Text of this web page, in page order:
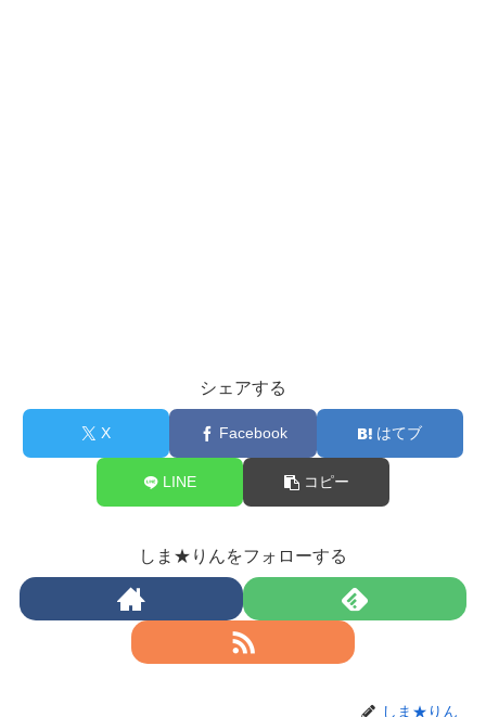
シェアする
X Facebook はてブ
LINE コピー
しま★りんをフォローする
しま★りん